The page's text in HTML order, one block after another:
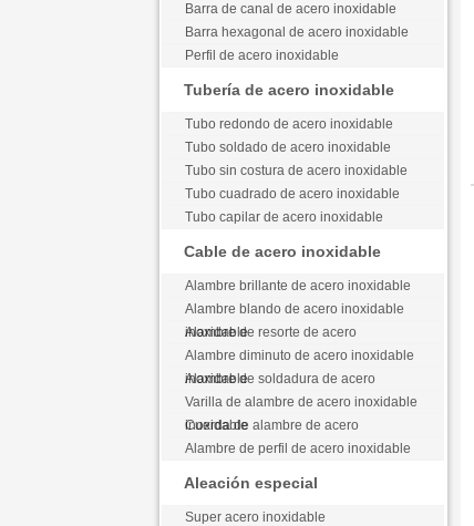
Barra de canal de acero inoxidable
Barra hexagonal de acero inoxidable
Perfil de acero inoxidable
Tubería de acero inoxidable
Tubo redondo de acero inoxidable
Tubo soldado de acero inoxidable
Tubo sin costura de acero inoxidable
Tubo cuadrado de acero inoxidable
Tubo capilar de acero inoxidable
Cable de acero inoxidable
Alambre brillante de acero inoxidable
Alambre blando de acero inoxidable
Alambre de resorte de acero inoxidable
Alambre diminuto de acero inoxidable
Alambre de soldadura de acero inoxidable
Varilla de alambre de acero inoxidable
Cuerda de alambre de acero inoxidable
Alambre de perfil de acero inoxidable
Aleación especial
Super acero inoxidable